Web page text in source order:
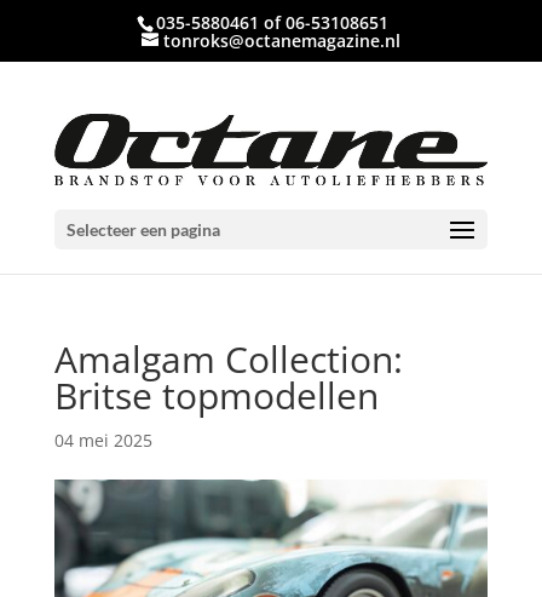
035-5880461 of 06-53108651
tonroks@octanemagazine.nl
Selecteer een pagina
Amalgam Collection:
Britse topmodellen
04 mei 2025